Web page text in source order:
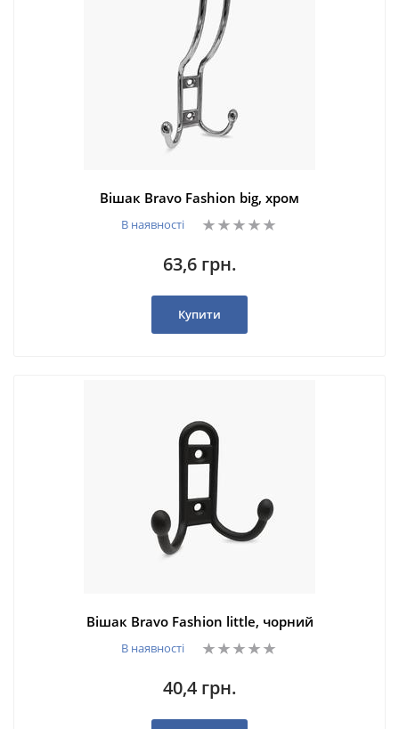
Вішак Bravo Fashion big, хром
В наявності
63,6 грн.
Купити
Вішак Bravo Fashion little, чорний
В наявності
40,4 грн.